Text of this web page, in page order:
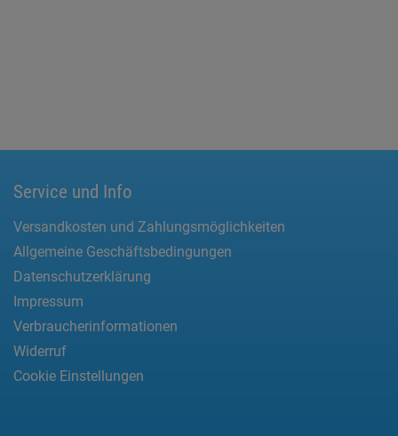
Service und Info
Versandkosten und Zahlungsmöglichkeiten
Allgemeine Geschäftsbedingungen
Datenschutzerklärung
Impressum
Verbraucherinformationen
Widerruf
Cookie Einstellungen